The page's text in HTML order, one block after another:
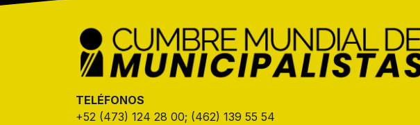
TELÉFONOS
+52 (473) 124 28 00; (462) 139 55 54